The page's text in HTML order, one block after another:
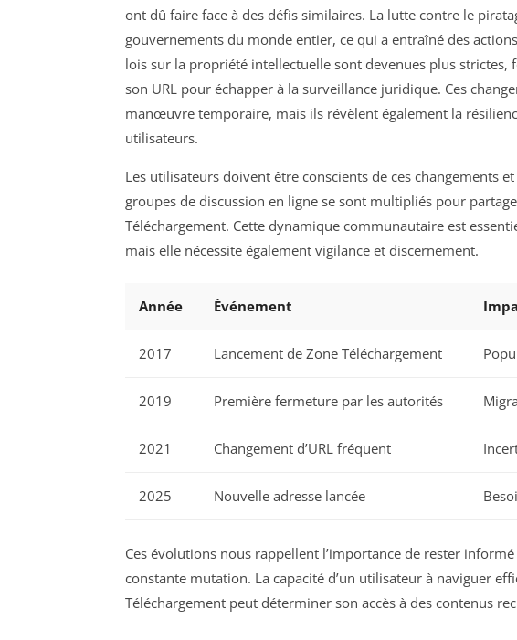
ont dû faire face à des défis similaires. La lutte contre le
gouvernements du monde entier, ce qui a entraîné des
lois sur la propriété intellectuelle sont devenues plus
son URL pour échapper à la surveillance juridique. Ces
manœuvre temporaire, mais ils révèlent également la
utilisateurs.
Les utilisateurs doivent être conscients de ces changements
groupes de discussion en ligne se sont multipliés pour
Téléchargement. Cette dynamique communautaire est
mais elle nécessite également vigilance et discernement.
Année Événement
2017 Lancement de Zone Téléchargement
2019 Première fermeture par les autorités
2021 Changement d’URL fréquent
2025 Nouvelle adresse lancée
Ces évolutions nous rappellent l’importance de rester
constante mutation. La capacité d’un utilisateur à naviguer
Téléchargement peut déterminer son accès à des contenus